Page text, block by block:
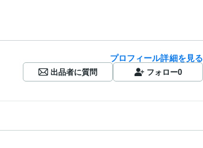
プロフィール詳細を見る
出品者に質問 フォロー0